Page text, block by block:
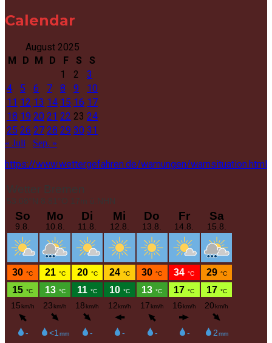
Calendar
August 2025
M
D M D F S
S
1
2
3
4
5 6 7 8 9
10
11 12 13 14 15 16 17
18 19 20 21 22 23 24
25 26 27 28 29 30 31
« Juli Sep. »
https://www.wettergefahren.de/warnungen/warnsituation.html